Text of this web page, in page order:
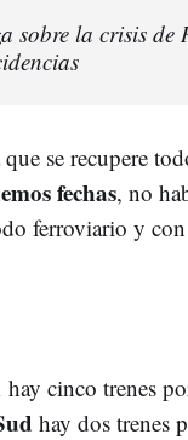
sobre la crisis de
se recupere
fechas, no
ferroviario y
hay cinco trenes
hay dos trenes